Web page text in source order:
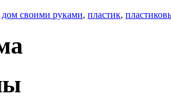
дом своими руками, пластик,